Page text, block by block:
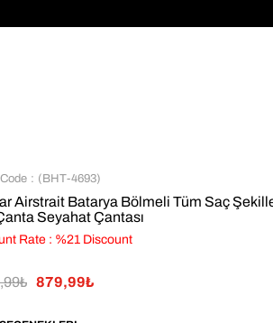
(BHT-4693)
Airstrait Batarya Bölmeli Tüm Saç
Seyahat Çantası
Rate : %21 Discount
879,99₺